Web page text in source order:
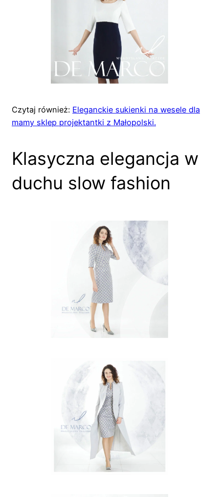
Czytaj również: Eleganckie sukienki na wesele dla
mamy sklep projektantki z Małopolski.
Klasyczna elegancja w
duchu slow fashion